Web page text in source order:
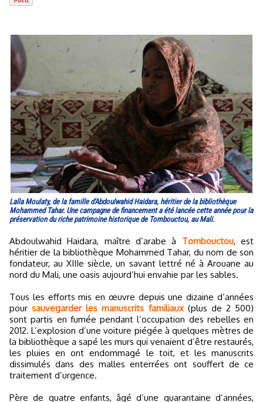
Lalla Moulaty, de la famille d'Abdoulwahid Haidara, héritier de la bibliothèque
Mohammed Tahar. Une campagne de financement a été lancée cette année pour la
préservation du riche patrimoine historique de Tombouctou, au Mali.
Abdoulwahid Haidara, maître d’arabe à Tombouctou, est
héritier de la bibliothèque Mohammed Tahar, du nom de son
fondateur, au XIIIe siècle, un savant lettré né à Arouane au
nord du Mali, une oasis aujourd’hui envahie par les sables.
Tous les efforts mis en œuvre depuis une dizaine d’années
poursauvegarder les manuscrits familiaux(plus de 2 500)
sont partis en fumée pendant l’occupation des rebelles en
2012. L’explosion d’une voiture piégée à quelques mètres de
la bibliothèque a sapé les murs qui venaient d’être restaurés,
les pluies en ont endommagé le toit, et les manuscrits
dissimulés dans des malles enterrées ont souffert de ce
traitement d’urgence.
Père de quatre enfants, âgé d’une quarantaine d’années,